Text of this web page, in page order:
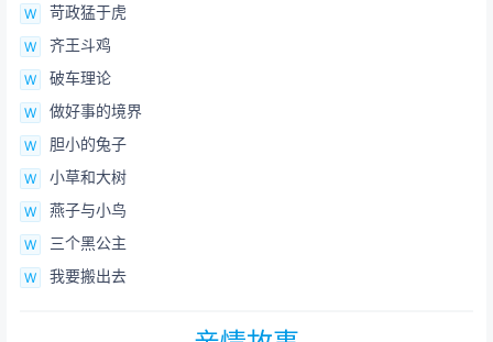
苛政猛于虎
齐王斗鸡
破车理论
做好事的境界
胆小的兔子
小草和大树
燕子与小鸟
三个黑公主
我要搬出去